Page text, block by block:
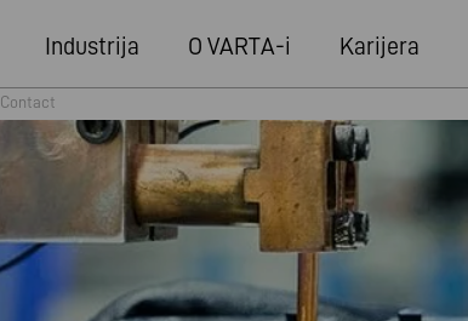
Industrija O VARTA-i Karijera
Contact